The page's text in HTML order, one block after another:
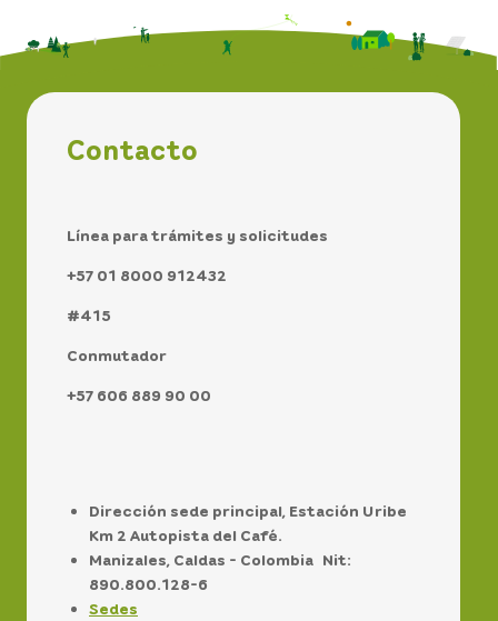
Contacto
Línea para trámites y solicitudes
+57 01 8000 912432
#415
Conmutador
+57 606 889 90 00
Dirección sede principal, Estación Uribe
Km 2 Autopista del Café.
Manizales, Caldas - Colombia Nit:
890.800.128-6
Sedes